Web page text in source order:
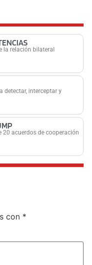
la relación bilateral
detectar, interceptar y
acuerdos de cooperación
con *